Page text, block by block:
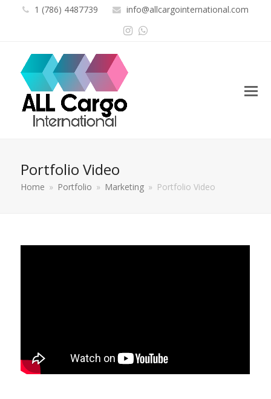
1 (786) 4487739 info@allcargointernational.com
Instagram
Whatsapp
Portfolio Video
Home » Portfolio » Marketing » Portfolio Video